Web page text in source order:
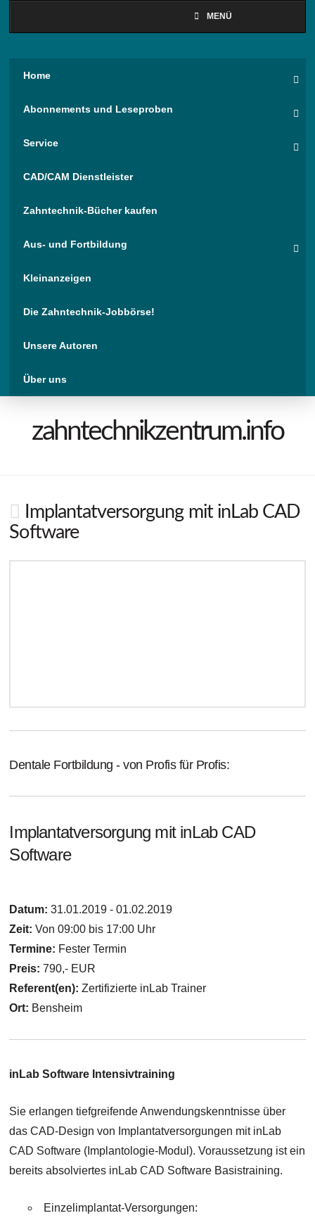
MENÜ
Home
Abonnements und Leseproben
Service
CAD/CAM Dienstleister
Zahntechnik-Bücher kaufen
Aus- und Fortbildung
Kleinanzeigen
Die Zahntechnik-Jobbörse!
Unsere Autoren
Über uns
zahntechnikzentrum.info
Implantatversorgung mit inLab CAD
Software
Dentale Fortbildung - von Profis für Profis:
Implantatversorgung mit inLab CAD
Software
Datum:31.01.2019 - 01.02.2019
Zeit: Von 09:00 bis 17:00 Uhr
Termine: Fester Termin
Preis: 790,- EUR
Referent(en):Zertifizierte inLab Trainer
Ort: Bensheim
inLab Software Intensivtraining
Sie erlangen tiefgreifende Anwendungskenntnisse über
das CAD-Design von Implantatversorgungen mit inLab
CAD Software (Implantologie-Modul). Voraussetzung ist ein
bereits absolviertes inLab CAD Software Basistraining.
Einzelimplantat-Versorgungen: